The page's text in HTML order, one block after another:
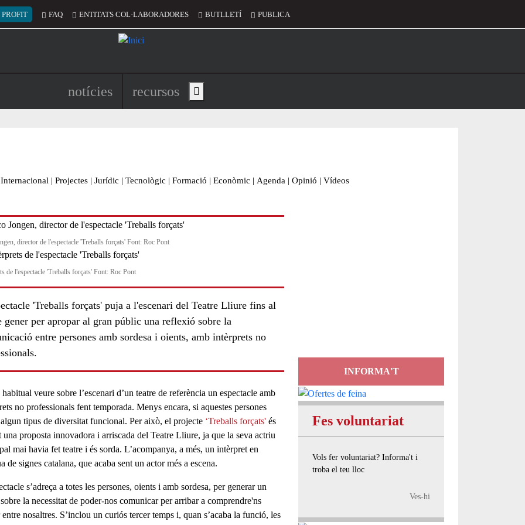
del compte d'usuari
PROFIT FAQ ENTITATS COL·LABORADORES BUTLLETÍ PUBLICA
Navegació principal de l'encapçalament
notícies recursos Show main menu
Internacional | Projectes | Jurídic | Tecnològic | Formació | Econòmic | Agenda | Opinió | Vídeos
director de l'espectacle 'Treballs forçats' Font: Roc Pont
de l'espectacle 'Treballs forçats' Font: Roc Pont
'Treballs forçats' puja a l'escenari del Teatre Lliure fins al
gener per apropar al gran públic una reflexió sobre la
entre persones amb sordesa i oients, amb intèrprets no
veure sobre l’escenari d’un teatre de referència un espectacle amb
no professionals fent temporada. Menys encara, si aquestes persones
tipus de diversitat funcional. Per això, el projecte ‘Treballs forçats'és
una proposta innovadora i arriscada del Teatre Lliure, ja que la seva actriu
mai havia fet teatre i és sorda. L’acompanya, a més, un intèrpret en
de signes catalana, que acaba sent un actor més a escena.
s’adreça a totes les persones, oients i amb sordesa, per generar un
la necessitat de poder-nos comunicar per arribar a comprendre'ns
nosaltres. S’inclou un curiós tercer temps i, quan s’acaba la funció, les
INFORMA'T
Fes voluntariat
Vols fer voluntariat? Informa't i
troba el teu lloc
Ves-hi